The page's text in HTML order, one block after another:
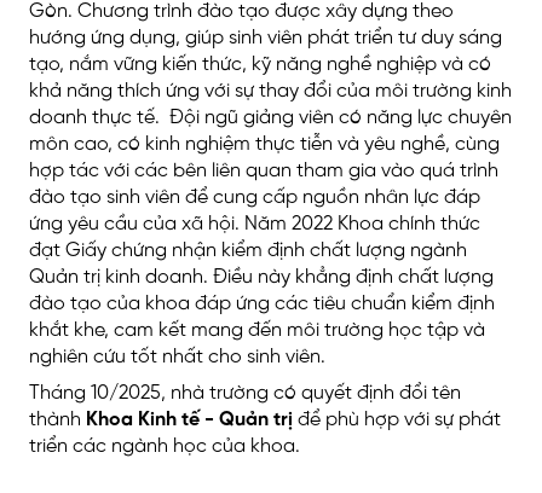
Gòn. Chương trình đào tạo được xây dựng theo
hướng ứng dụng, giúp sinh viên phát triển tư duy sáng
tạo, nắm vững kiến thức, kỹ năng nghề nghiệp và có
khả năng thích ứng với sự thay đổi của môi trường kinh
doanh thực tế. Đội ngũ giảng viên có năng lực chuyên
môn cao, có kinh nghiệm thực tiễn và yêu nghề, cùng
hợp tác với các bên liên quan tham gia vào quá trình
đào tạo sinh viên để cung cấp nguồn nhân lực đáp
ứng yêu cầu của xã hội. Năm 2022 Khoa chính thức
đạt Giấy chứng nhận kiểm định chất lượng ngành
Quản trị kinh doanh. Điều này khẳng định chất lượng
đào tạo của khoa đáp ứng các tiêu chuẩn kiểm định
khắt khe, cam kết mang đến môi trường học tập và
nghiên cứu tốt nhất cho sinh viên.
Tháng 10/2025, nhà trường có quyết định đổi tên
thành Khoa Kinh tế - Quản trị để phù hợp với sự phát
triển các ngành học của khoa.